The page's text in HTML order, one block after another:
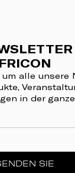
FRICON
alle unsere
in der
SIE